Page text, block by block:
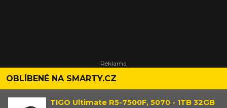
OBLÍBENÉ NA SMARTY.CZ
TIGO Ultimate R5-7500F, 5070 - 1TB 32GB